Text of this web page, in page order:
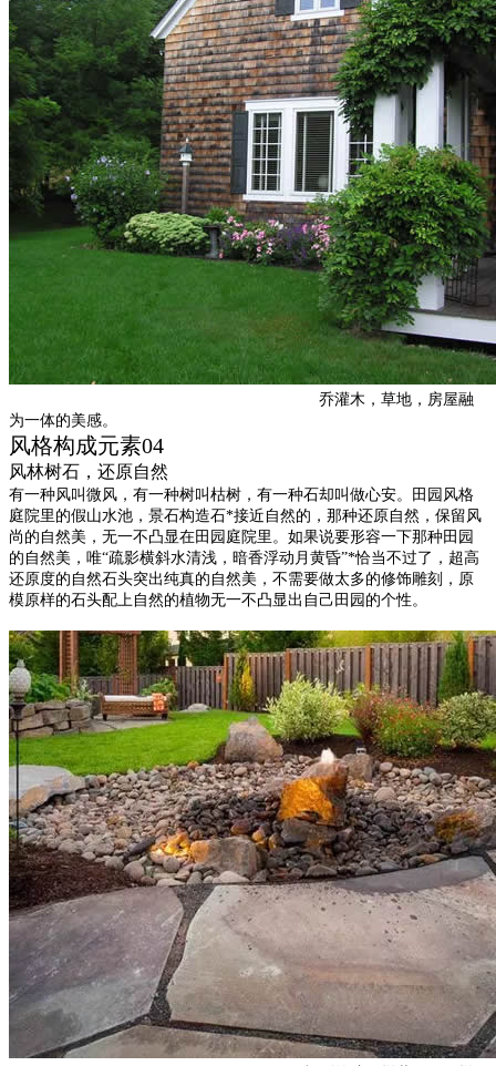
乔灌木，草地，房屋融
为一体的美感。
风格构成元素04
风林树石，还原自然
有一种风叫微风，有一种树叫枯树，有一种石却叫做心安。田园风格
庭院里的假山水池，景石构造石*接近自然的，那种还原自然，保留风
尚的自然美，无一不凸显在田园庭院里。如果说要形容一下那种田园
的自然美，唯“疏影横斜水清浅，暗香浮动月黄昏”*恰当不过了，超高
还原度的自然石头突出纯真的自然美，不需要做太多的修饰雕刻，原
模原样的石头配上自然的植物无一不凸显出自己田园的个性。